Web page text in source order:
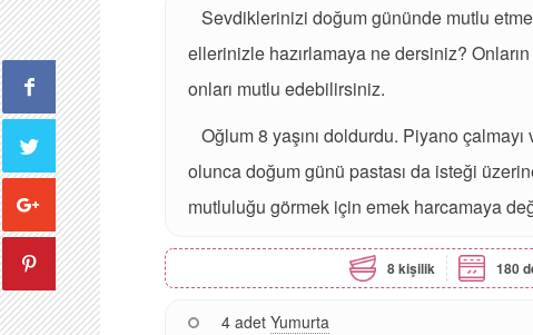
Sevdiklerinizi doğum gününde mutlu
ellerinizle hazırlamaya ne dersiniz?
onları mutlu edebilirsiniz.
Oğlum 8 yaşını doldurdu. Piyano
olunca doğum günü pastası da isteği
mutluluğu görmek için emek harcamaya
8 kişilik 180
4 adet Yumurta